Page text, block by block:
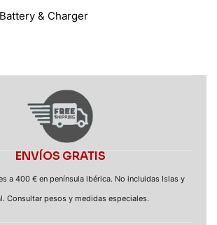
& Charger
ENVÍOS GRATIS
a 400 € en península ibérica. No incluidas Islas y
Consultar pesos y medidas especiales.